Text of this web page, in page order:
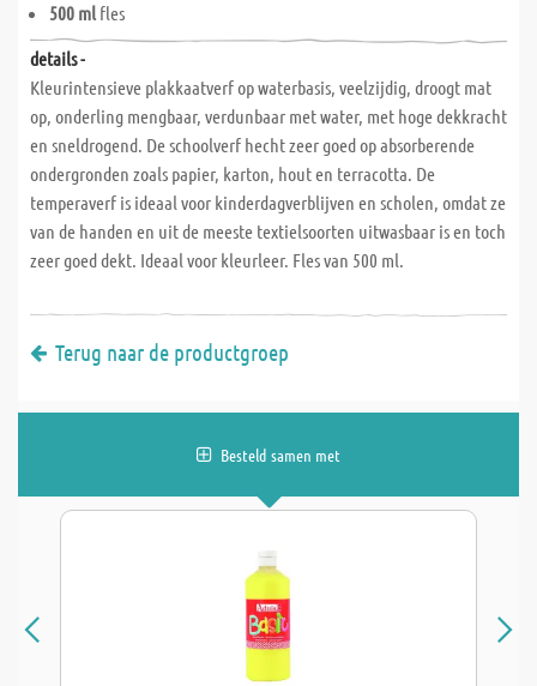
500 mlfles
details -
Kleurintensieve plakkaatverf op waterbasis, veelzijdig, droogt mat
op, onderling mengbaar, verdunbaar met water, met hoge dekkracht
en sneldrogend. De schoolverf hecht zeer goed op absorberende
ondergronden zoals papier, karton, hout en terracotta. De
temperaverf is ideaal voor kinderdagverblijven en scholen, omdat ze
van de handen en uit de meeste textielsoorten uitwasbaar is en toch
zeer goed dekt. Ideaal voor kleurleer. Fles van 500 ml.
Terug naar de productgroep
Besteld samen met